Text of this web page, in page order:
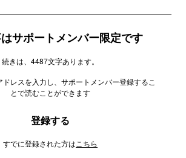
サポートメンバー限定です
続きは、4487文字あります。
レスを入力し、サポートメンバー登録するこ
とで読むことができます
登録する
すでに登録された方は こちら